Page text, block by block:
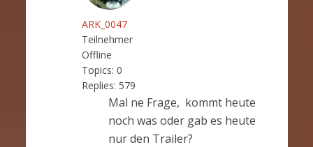
ARK_0047
Teilnehmer
Offline
Topics: 0
Replies: 579
Mal ne Frage, kommt heute
noch was oder gab es heute
nur den Trailer?